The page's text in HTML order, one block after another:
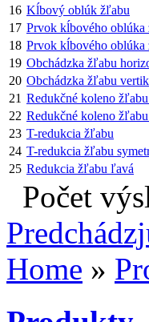
16 Kĺbový oblúk žľabu
17 Prvok kĺbového oblúka
18 Prvok kĺbového oblúka
19 Obchádzka žľabu
20 Obchádzka žľabu
21 Redukčné koleno
22 Redukčné koleno
23 T-redukcia žľabu
24 T-redukcia žľabu
25 Redukcia žľabu ľavá
Počet
Home »